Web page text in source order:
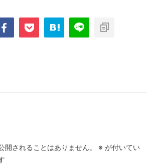
開されることはありません。 ※ が付いてい